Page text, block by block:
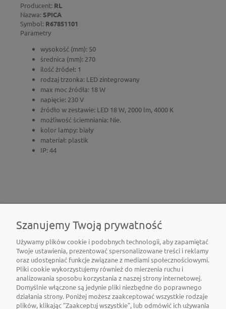
Producent: RL
Nazwa: SPICA
Symbol: R67851101
Parametry
wysokość (mm): 50
średnica (mm): 270
ilość źródeł: 1
rodzaj trzonka: LED zintegrowany
max moc źródła: 18 W
napięcie: 230 V
źródło w zestawie: LED 18 W, 2000 lm, 4000 K
możliwość ściemniania: Nie.
kolor lampy: biały
materiał: plastik
IP: 44
O NAS
OBSŁUGA KLIENTA
Szanujemy Twoją prywatność
Używamy plików cookie i podobnych technologii, aby zapamiętać
Twoje ustawienia, prezentować spersonalizowane treści i reklamy
oraz udostępniać funkcje związane z mediami społecznościowymi.
Pliki cookie wykorzystujemy również do mierzenia ruchu i
analizowania sposobu korzystania z naszej strony internetowej.
Domyślnie włączone są jedynie pliki niezbędne do poprawnego
działania strony. Poniżej możesz zaakceptować wszystkie rodzaje
plików, klikając "Zaakceptuj wszystkie", lub odmówić ich używania